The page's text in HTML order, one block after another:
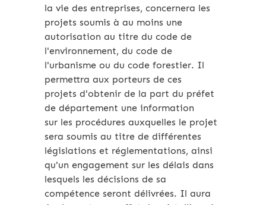
la vie des entreprises, concernera les
projets soumis à au moins une
autorisation au titre du code de
l'environnement, du code de
l'urbanisme ou du code forestier. Il
permettra aux porteurs de ces
projets d'obtenir de la part du préfet
de département une information
sur les procédures auxquelles le projet
sera soumis au titre de différentes
législations et réglementations, ainsi
qu'un engagement sur les délais dans
lesquels les décisions de sa
compétence seront délivrées. Il aura